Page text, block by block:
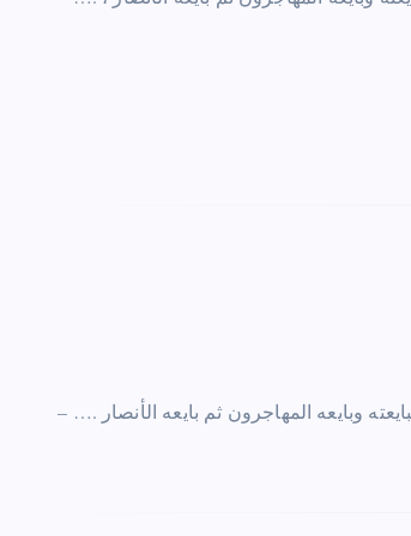
وبايعه المهاجرون ثم بايعه الأنصار